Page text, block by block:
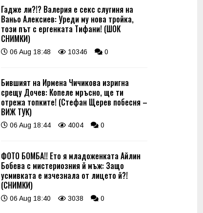
Гадже ли?!? Валерия е секс слугиня на
Ваньо Алексиев: Уреди му нова тройка,
този път с ергенката Тифани! (ШОК
СНИМКИ)
06 Aug 18:48 10346 0
Бившият на Ирмена Чичикова изригна
срещу Дочев: Копеле мръсно, ще ти
отрежа топките! (Стефан Щерев побесня –
ВИЖ ТУК)
06 Aug 18:44 4004 0
ФОТО БОМБА!! Ето я младоженката Айлин
Бобева с мистериозния й мъж: Защо
усмивката е изчезнала от лицето й?!
(СНИМКИ)
06 Aug 18:40 3038 0